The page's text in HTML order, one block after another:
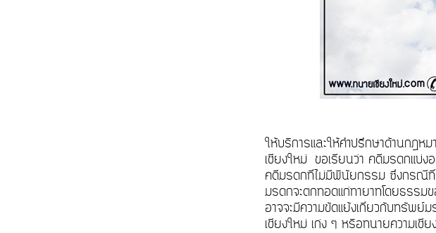
ให้บริการและให้คำปรึกษาด้านกฎห
เชียงใหม่ ขอเรียนว่า คดีมรดกแบ่
คดีมรดกที่ไม่มีพินัยกรรม ซึ่งกรณี
มรดกจะตกทอดแก่ทายาทโดยธรร
อาจจะมีความขัดแย้งเกี่ยวกับทรัพย์
เชียงใหม่ เก่ง ๆ หรือทนายความเ